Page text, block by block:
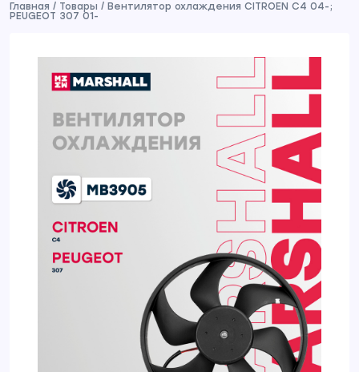
Главная / Товары / Вентилятор охлаждения CITROEN C4 04-;
PEUGEOT 307 01-